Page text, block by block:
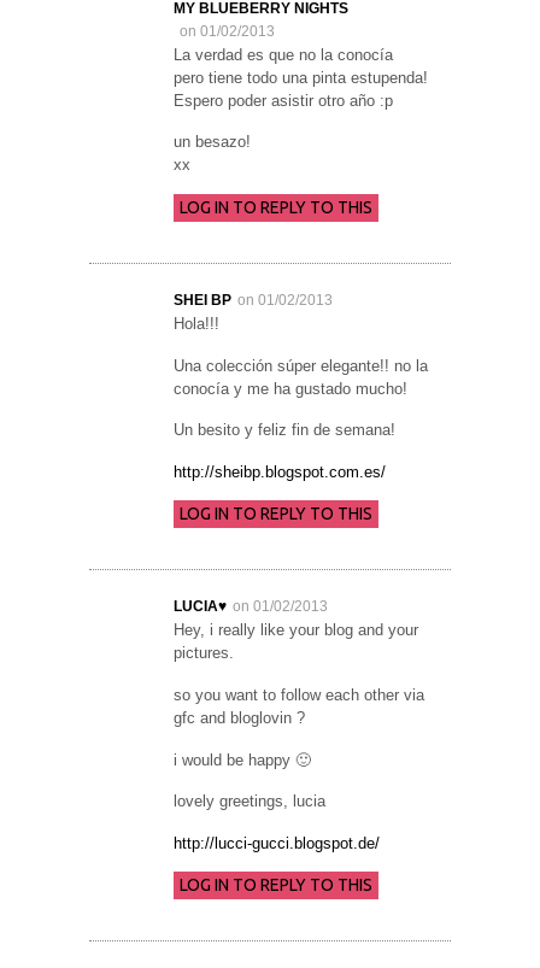
MY BLUEBERRY NIGHTS
on 01/02/2013
La verdad es que no la conocía
pero tiene todo una pinta estupenda!
Espero poder asistir otro año :p
un besazo!
xx
LOG IN TO REPLY TO THIS
SHEI BP on 01/02/2013
Hola!!!
Una colección súper elegante!! no la
conocía y me ha gustado mucho!
Un besito y feliz fin de semana!
http://sheibp.blogspot.com.es/
LOG IN TO REPLY TO THIS
LUCIA♥ on 01/02/2013
Hey, i really like your blog and your
pictures.
so you want to follow each other via
gfc and bloglovin ?
i would be happy 🙂
lovely greetings, lucia
http://lucci-gucci.blogspot.de/
LOG IN TO REPLY TO THIS